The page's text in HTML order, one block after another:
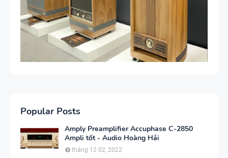
Popular Posts
Amply Preamplifier Accuphase C-2850
Ampli tốt - Audio Hoàng Hải
tháng 12 02, 2022